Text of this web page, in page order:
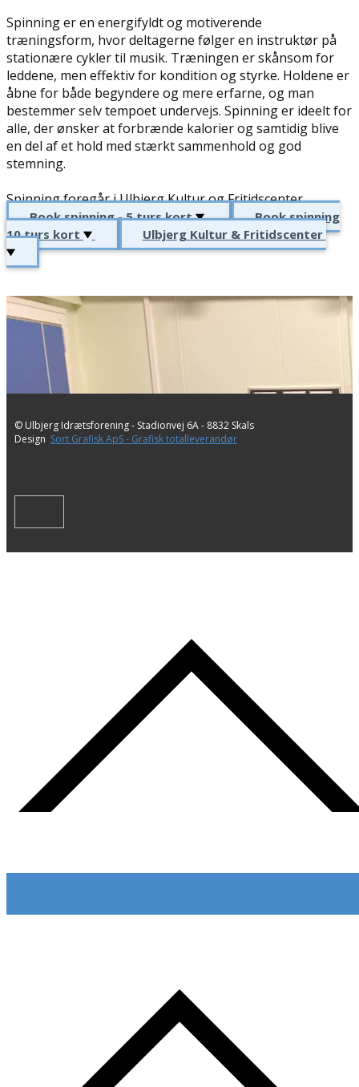
Spinning er en energifyldt og motiverende
træningsform, hvor deltagerne følger en instruktør på
stationære cykler til musik. Træningen er skånsom for
leddene, men effektiv for kondition og styrke. Holdene er
åbne for både begyndere og mere erfarne, og man
bestemmer selv tempoet undervejs. Spinning er ideelt for
alle, der ønsker at forbrænde kalorier og samtidig blive
en del af et hold med stærkt sammenhold og god
stemning.
Spinning foregår i Ulbjerg Kultur og Fritidscenter.
Book spinning - 5 turs kort
Book spinning
10 turs kort
Ulbjerg Kultur & Fritidscenter
© Ulbjerg Idrætsforening - ​Stadionvej 6A - 8832 Skals
Design Sort Grafisk ApS - Grafisk totalleverandør